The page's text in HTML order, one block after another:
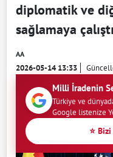
diplomatik ve
sağlamaya
AA
2026-05-14 13:33
Milli İradenin
Türkiye ve
Google listenize
⭐